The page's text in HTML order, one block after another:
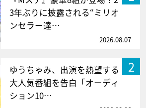
3年ぶりに披露される“ミリオ
ンセラー達…
2026.08.07
2
ゆうちゃみ、出演を熱望する
大人気番組を告白「オーディ
ション10…